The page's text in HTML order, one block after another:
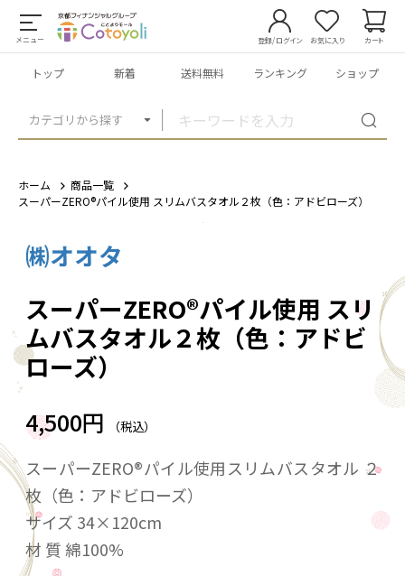
メニュー
カテゴリから探す
登録/ログイン お気に入り カート
トップ 新着 送料無料 ランキング ショップ
ホーム
商品一覧
スーパーZERO®パイル使用 スリムバスタオル２枚（色：アドビローズ）
㈱オオタ
スーパーZERO®パイル使用 スリ
ムバスタオル２枚（色：アドビ
ローズ）
4,500円 （税込）
スーパーZERO®パイル使用スリムバスタオル ２
枚（色：アドビローズ）
サイズ 34×120cm
材 質 綿100%